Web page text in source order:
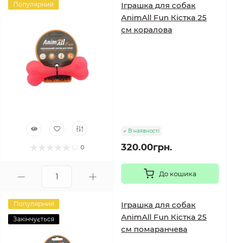
Популярний
0
Іграшка для собак
AnimAll Fun Кістка 25
см коралова
В наявності
320.00грн.
До кошика
Популярний
Закінчується
Іграшка для собак
AnimAll Fun Кістка 25
см помаранчева